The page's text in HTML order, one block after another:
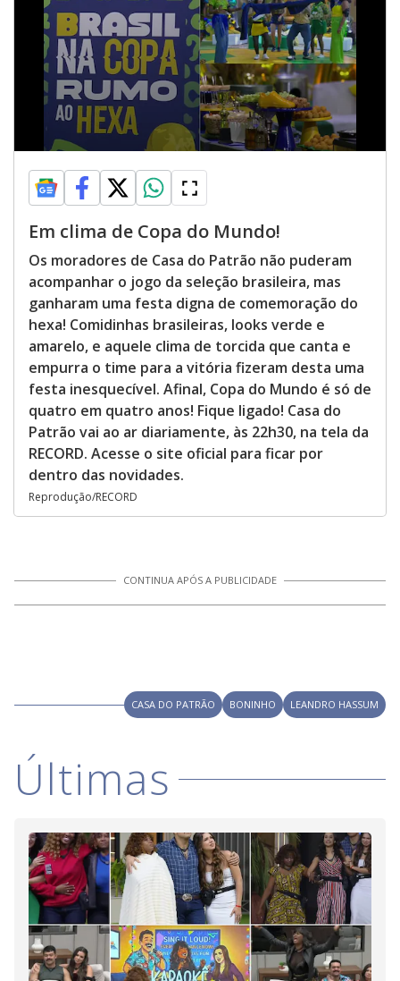
Em clima de Copa do Mundo!
Os moradores de Casa do Patrão não puderam
acompanhar o jogo da seleção brasileira, mas
ganharam uma festa digna de comemoração do
hexa! Comidinhas brasileiras, looks verde e
amarelo, e aquele clima de torcida que canta e
empurra o time para a vitória fizeram desta uma
festa inesquecível. Afinal, Copa do Mundo é só de
quatro em quatro anos! Fique ligado! Casa do
Patrão vai ao ar diariamente, às 22h30, na tela da
RECORD. Acesse o site oficial para ficar por
dentro das novidades.
Reprodução/RECORD
CONTINUA APÓS A PUBLICIDADE
CASA DO PATRÃO BONINHO LEANDRO HASSUM
Últimas